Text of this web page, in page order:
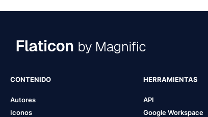
CONTENIDO
Autores
Iconos
HERRAMIENTAS
API
Google Workspace